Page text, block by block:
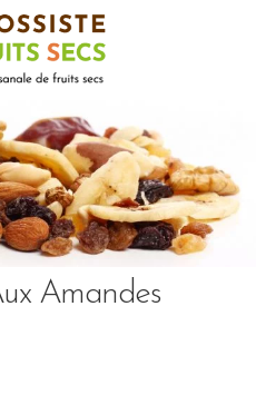
Amandes